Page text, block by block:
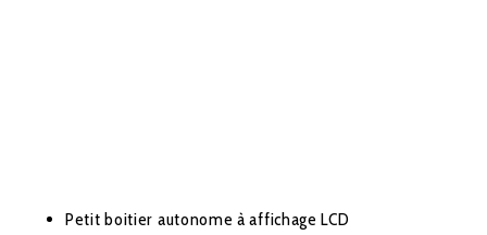
Petit boitier autonome à affichage LCD